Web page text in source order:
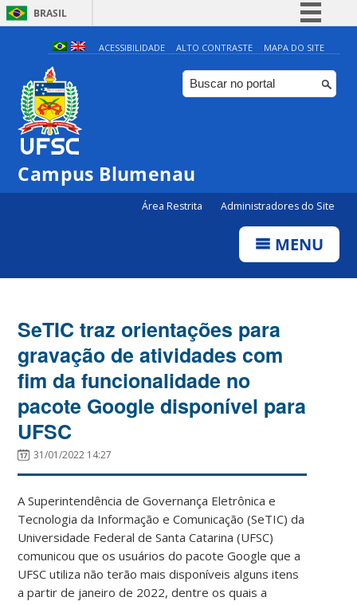
BRASIL
Simplifique!
Comunica BR
Participe
ACESSIBILIDADE ALTO CONTRASTE MAPA DO SITE
Campus Blumenau
Área Restrita Administradores do Site
MENU
SeTIC traz orientações para
gravação de atividades com
fim da funcionalidade no
pacote Google disponível para
UFSC
31/01/2022 14:27
A Superintendência de Governança Eletrônica e
Tecnologia da Informação e Comunicação (SeTIC) da
Universidade Federal de Santa Catarina (UFSC)
comunicou que os usuários do pacote Google que a
UFSC utiliza não terão mais disponíveis alguns itens
a partir de janeiro de 2022, dentre os quais a